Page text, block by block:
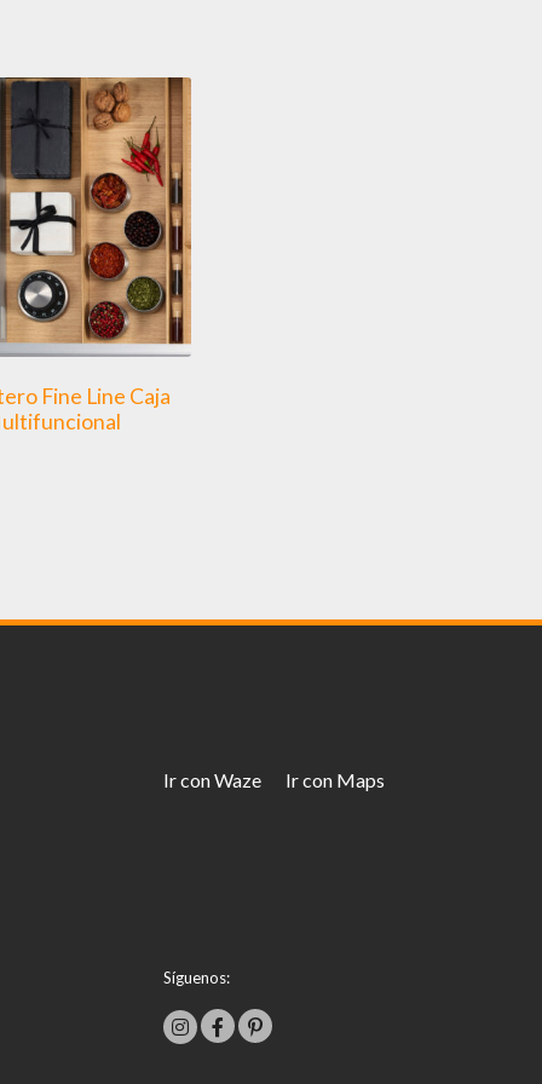
Fine Line Caja
Ir con Waze Ir con Maps
Síguenos: